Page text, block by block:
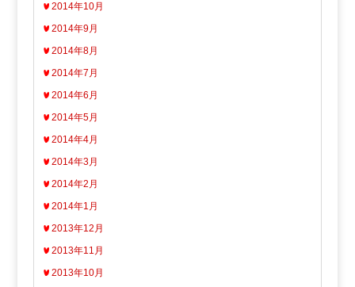
2014年10月
2014年9月
2014年8月
2014年7月
2014年6月
2014年5月
2014年4月
2014年3月
2014年2月
2014年1月
2013年12月
2013年11月
2013年10月